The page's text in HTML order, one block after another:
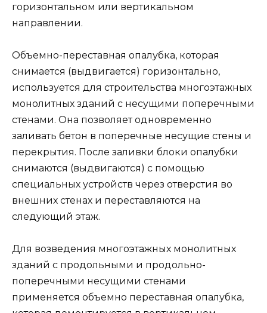
горизонтальном или вертикальном
направлении.
Объемно-переставная опалубка, которая
снимается (выдвигается) горизонтально,
используется для строительства многоэтажных
монолитных зданий с несущими поперечными
стенами. Она позволяет одновременно
заливать бетон в поперечные несущие стены и
перекрытия. После заливки блоки опалубки
снимаются (выдвигаются) с помощью
специальных устройств через отверстия во
внешних стенах и переставляются на
следующий этаж.
Для возведения многоэтажных монолитных
зданий с продольными и продольно-
поперечными несущими стенами
применяется объемно переставная опалубка,